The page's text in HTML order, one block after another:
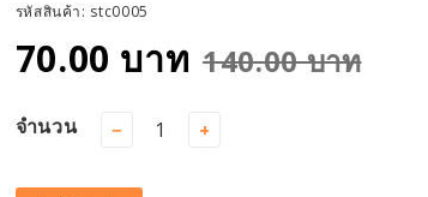
รหัสสินค้า: stc0005
70.00 บาท 140.00 บาท
จำนวน − +